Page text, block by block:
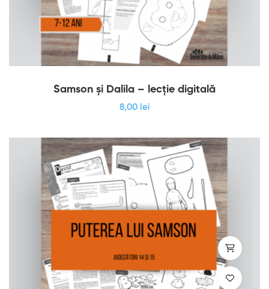
Samson și Dalila – lecție digitală
8,00 lei